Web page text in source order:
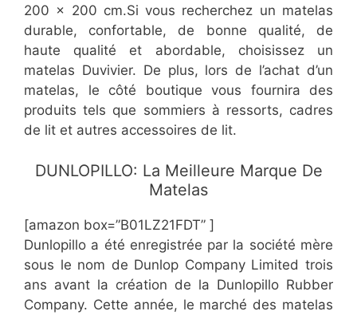
200 x 200 cm.Si vous recherchez un matelas
durable, confortable, de bonne qualité, de
haute qualité et abordable, choisissez un
matelas Duvivier. De plus, lors de l’achat d’un
matelas, le côté boutique vous fournira des
produits tels que sommiers à ressorts, cadres
de lit et autres accessoires de lit.
​DUNLOPILLO: La Meilleure Marque De
Matelas
[amazon box=”B01LZ21FDT” ]
Dunlopillo a été enregistrée par la société mère
sous le nom de Dunlop Company Limited trois
ans avant la création de la Dunlopillo Rubber
Company. Cette année, le marché des matelas